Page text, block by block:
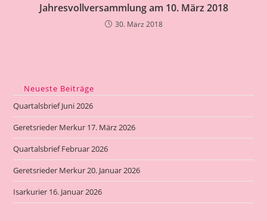
Jahresvollversammlung am 10. März 2018
30. März 2018
Neueste Beiträge
Quartalsbrief Juni 2026
Geretsrieder Merkur 17. März 2026
Quartalsbrief Februar 2026
Geretsrieder Merkur 20. Januar 2026
Isarkurier 16. Januar 2026